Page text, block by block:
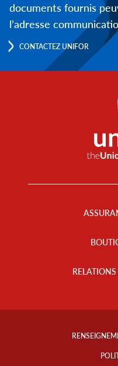
documents fournis
l’adresse
CONTACTEZ UNIFOR
Footer